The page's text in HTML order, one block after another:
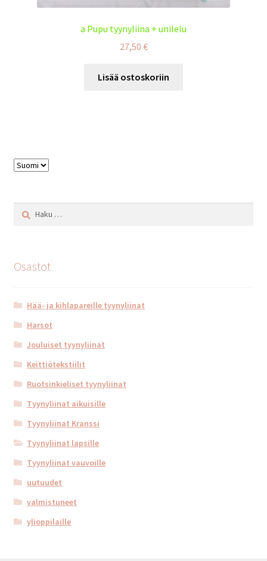
a Pupu tyynyliina + unilelu
27,50 €
Lisää ostoskoriin
Valitse
Osastot
Hää- ja kihlapareille tyynyliinat
Harsot
Jouluiset tyynyliinat
Keittiötekstiilit
Ruotsinkieliset tyynyliinat
Tyynyliinat aikuisille
Tyynyliinat Kranssi
Tyynyliinat lapsille
Tyynyliinat vauvoille
uutuudet
valmistuneet
ylioppilaille